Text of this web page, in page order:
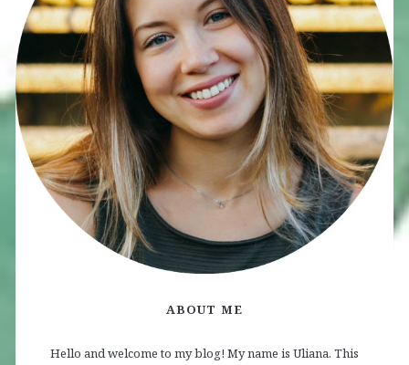
ABOUT ME
Hello and welcome to my blog! My name is Uliana. This